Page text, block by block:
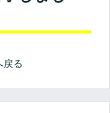
戻る